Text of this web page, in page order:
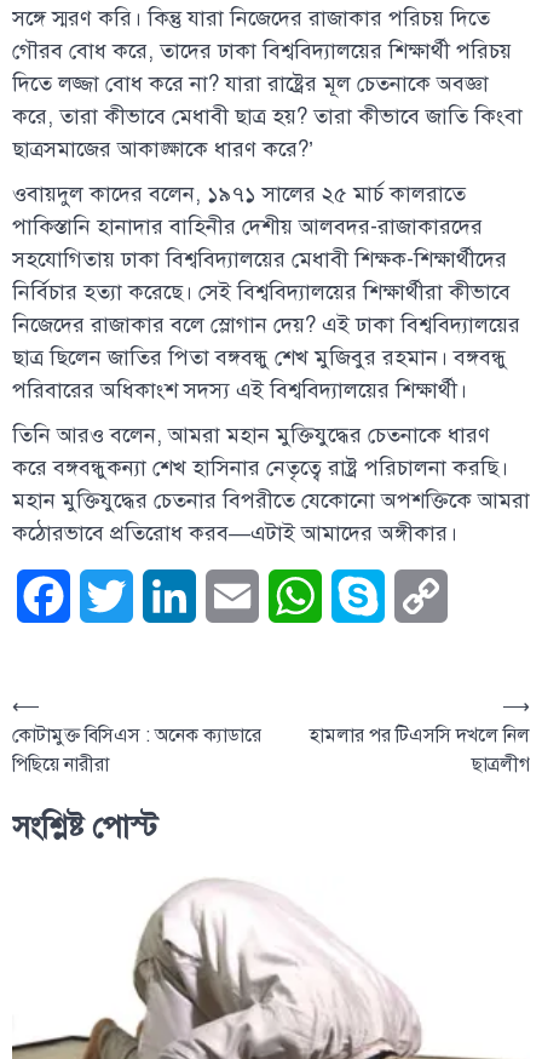
সঙ্গে স্মরণ করি। কিন্তু যারা নিজেদের রাজাকার পরিচয় দিতে
গৌরব বোধ করে, তাদের ঢাকা বিশ্ববিদ্যালয়ের শিক্ষার্থী পরিচয়
দিতে লজ্জা বোধ করে না? যারা রাষ্ট্রের মূল চেতনাকে অবজ্ঞা
করে, তারা কীভাবে মেধাবী ছাত্র হয়? তারা কীভাবে জাতি কিংবা
ছাত্রসমাজের আকাঙ্ক্ষাকে ধারণ করে?’
ওবায়দুল কাদের বলেন, ১৯৭১ সালের ২৫ মার্চ কালরাতে
পাকিস্তানি হানাদার বাহিনীর দেশীয় আলবদর-রাজাকারদের
সহযোগিতায় ঢাকা বিশ্ববিদ্যালয়ের মেধাবী শিক্ষক-শিক্ষার্থীদের
নির্বিচার হত্যা করেছে। সেই বিশ্ববিদ্যালয়ের শিক্ষার্থীরা কীভাবে
নিজেদের রাজাকার বলে স্লোগান দেয়? এই ঢাকা বিশ্ববিদ্যালয়ের
ছাত্র ছিলেন জাতির পিতা বঙ্গবন্ধু শেখ মুজিবুর রহমান। বঙ্গবন্ধু
পরিবারের অধিকাংশ সদস্য এই বিশ্ববিদ্যালয়ের শিক্ষার্থী।
তিনি আরও বলেন, আমরা মহান মুক্তিযুদ্ধের চেতনাকে ধারণ
করে বঙ্গবন্ধুকন্যা শেখ হাসিনার নেতৃত্বে রাষ্ট্র পরিচালনা করছি।
মহান মুক্তিযুদ্ধের চেতনার বিপরীতে যেকোনো অপশক্তিকে আমরা
কঠোরভাবে প্রতিরোধ করব—এটাই আমাদের অঙ্গীকার।
FacebookTwitter LinkedIn Email WhatsAppSkype
⟵
কোটামুক্ত বিসিএস : অনেক ক্যাডারে
পিছিয়ে নারীরা
হামলার পর টিএসসি দখলে নিল
ছাত্রলীগ
⟶
সংশ্লিষ্ট পোস্ট